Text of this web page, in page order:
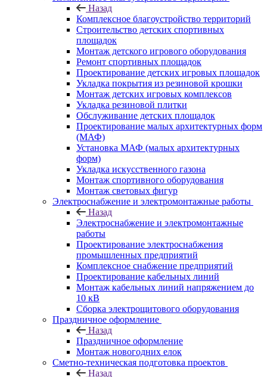
Назад
Комплексное благоустройство территорий
Строительство детских спортивных
площадок
Монтаж детского игрового оборудования
Ремонт спортивных площадок
Проектирование детских игровых площадок
Укладка покрытия из резиновой крошки
Монтаж детских игровых комплексов
Укладка резиновой плитки
Обслуживание детских площадок
Проектирование малых архитектурных форм
(МАФ)
Установка МАФ (малых архитектурных
форм)
Укладка искусственного газона
Монтаж спортивного оборудования
Монтаж световых фигур
Электроснабжение и электромонтажные работы
Назад
Электроснабжение и электромонтажные
работы
Проектирование электроснабжения
промышленных предприятий
Комплексное снабжение предприятий
Проектирование кабельных линий
Монтаж кабельных линий напряжением до
10 кВ
Сборка электрощитового оборудования
Праздничное оформление
Назад
Праздничное оформление
Монтаж новогодних елок
Сметно-техническая подготовка проектов
Назад